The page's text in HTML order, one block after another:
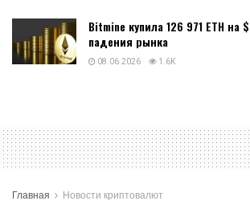
Bitmine купила 126 971 ETH
падения рынка
08.06.2026 1.6K
Главная Новости криптовалют